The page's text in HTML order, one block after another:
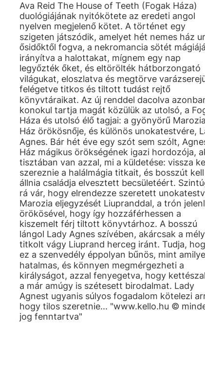
Ava Reid The House of Teeth (Fogak Háza)
duológiájának nyitókötete az eredeti angol
nyelven megjelenő kötet. A történet egy
szigeten játszódik, amelyet hét nemes ház
ősidőktől fogva, a nekromancia sötét
irányítva a halottakat, mígnem egy nap
legyőzték őket, és eltörölték hátborzongató
világukat, eloszlatva és megtörve
felégetve titkos és tiltott tudást rejtő
könyvtáraikat. Az új renddel dacolva
konokul tartja magát közülük az utolsó, a
Háza és utolsó élő tagjai: a gyönyörű
Ház örökösnője, és különös unokatestvére,
Agnes. Bár hét éve egy szót sem szólt,
Ház mágikus örökségének igazi hordozója,
tisztában van azzal, mi a küldetése: vissza
szereznie a halálmágia titkait, és bosszút kell
állnia családja elvesztett becsületéért.
rá vár, hogy elrendezze szeretett
Marozia eljegyzését Liupranddal, a trón
örökösével, hogy így hozzáférhessen a
kiszemelt férj tiltott könyvtárhoz. A bosszú
lángol Lady Agnes szívében, akárcsak a
titkolt vágy Liuprand herceg iránt. Tudja,
ez a szenvedély éppolyan bűnös, mint
hatalmas, és könnyen megmérgezheti a
királyságot, azzal fenyegetva, hogy
a már amúgy is szétesett birodalmat. Lady
Agnest ugyanis súlyos fogadalom kötelezi
hogy tilos szeretnie... "www.kello.hu ©
jog fenntartva"